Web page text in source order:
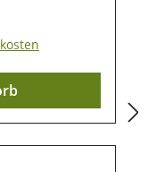
ohne
lässt es
pflanzliche